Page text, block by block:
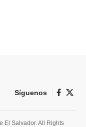
Síguenos
El Salvador. All Rights